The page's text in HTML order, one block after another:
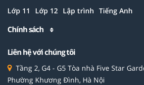
Lớp 11 Lớp 12 Lập trình Tiếng Anh
Chính sách
Liên hệ với chúng tôi
Tầng 2, G4 - G5 Tòa nhà Five Star
Phường Khương Đình, Hà Nội